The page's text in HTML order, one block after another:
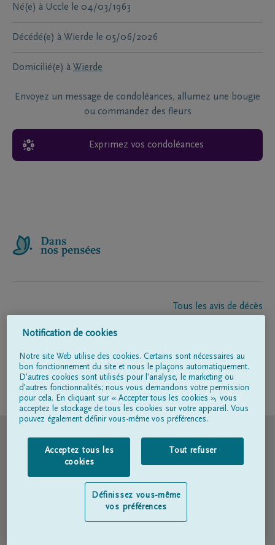
Né(e) à Uccle le 04/03/1963
Décédé(e) à Wierde le 05/06/2026
Domicilié(e) à Wierde
Envoyez un message de condoléances, allumez une bougie
ou commandez des fleurs
Exprimez vos condoléances
Tous les avis de décès
Entrepreneur de pompes funèbres
Suivez-nous sur
Conditions d'utilisation
Déclaration relative à la vie privée
Déclaration d’accessibilité
Notification de cookies
Notre site Web utilise des cookies. Certains sont nécessaires au
bon fonctionnement du site et nous le plaçons automatiquement.
D'autres cookies sont utilisés pour l'analyse, le marketing ou
d'autres fonctionnalités; nous vous demandons votre permission
pour cela. En cliquant sur « Accepter tous les cookies », vous
acceptez le stockage de tous les cookies sur votre appareil. Vous
pouvez également définir vous-même vos préférences.
Acceptez tous les
cookies
Tout refuser
Définissez vous-même
vos préférences